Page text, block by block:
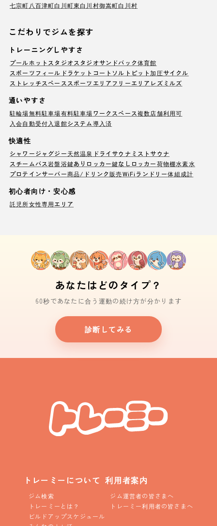
七宗町 八百津町白川町東白川村御嵩町白川村
こだわりでジムを探す
トレーニングしやすさ
プールホットスタジオ スタジオサンドバック体育館
スポーツフィールド ラケットコート ソルトピット加圧サイクル
ストレッチスペース スポーツエリア フリーエリア レズミルズ
通いやすさ
駐輪場無料駐車場有料駐車場ワークスペース複数店舗利用可
入会自動受付 入退館システム導入済
快適性
シャワージャグジー天然温泉 ドライサウナ ミストサウナ
スチームバス岩盤浴鍵ありロッカー鍵なしロッカー荷物棚水素水
プロテインサーバー商品/ドリンク販売WiFi ランドリー体組成計
初心者向け・安心感
託児所女性専用エリア
あなたはどのタイプ？
60秒であなたに合う運動の続け方が分かります
診断してみる
トレーミーについて
ジム検索
トレーミーとは？
ビルドアップスケジュール
利用者案内
ジム運営者の皆さまへ
トレーミー利用者の皆さまへ